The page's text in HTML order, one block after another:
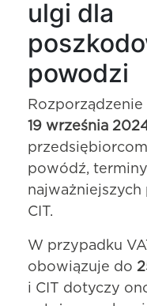
ulgi dla
powodzi
Rozporządzenie
19 września
powódź,
najważniejszych
CIT.
W przypadku
obowiązuje do
i CIT dotyczy